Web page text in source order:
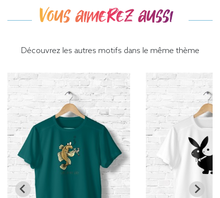
Vous aimerez aussi
Découvrez les autres motifs dans le même thème